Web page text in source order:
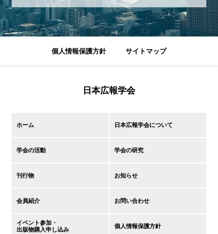
個人情報保護方針 サイトマップ
日本広報学会
ホーム 日本広報学会について
学会の活動 学会の研究
刊行物 お知らせ
会員紹介 お問い合わせ
イベント参加・
出版物購入申し込み
個人情報保護方針